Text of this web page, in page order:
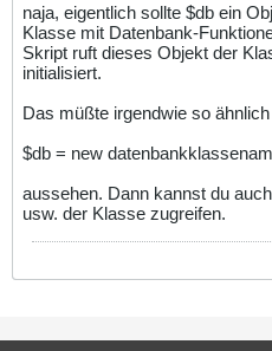
naja, eigentlich sollte $db ein
Klasse mit Datenbank-
Skript ruft dieses Objekt der
initialisiert.
Das müßte irgendwie so
$db = new
aussehen. Dann kannst du
usw. der Klasse zugreifen.